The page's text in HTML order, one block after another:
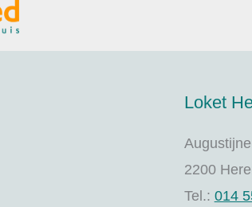
Loket
2200
Tel.: 014